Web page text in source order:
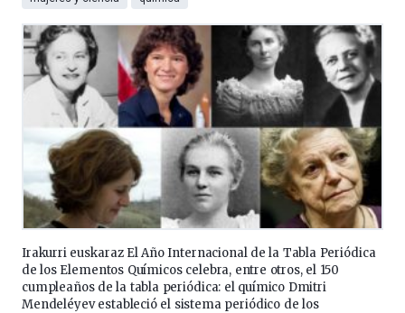
Irakurri euskaraz El Año Internacional de la Tabla Periódica
de los Elementos Químicos celebra, entre otros, el 150
cumpleaños de la tabla periódica: el químico Dmitri
Mendeléyev estableció el sistema periódico de los